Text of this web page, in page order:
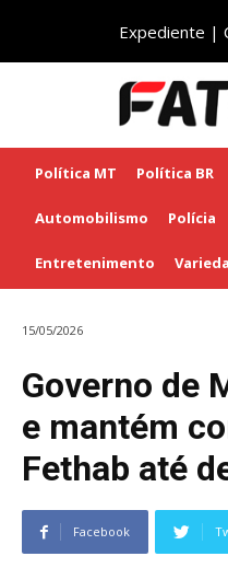
Expediente |
Política MT Política BR
Automobilismo Polícia
Entretenimento
15/05/2026
Governo de
e mantém
Fethab até
Facebook